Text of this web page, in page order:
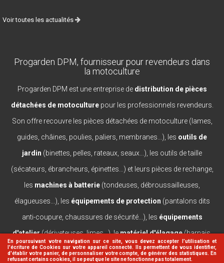
En poursuivant votre navigation sur ce site, vous devez accepter l’utilisation et
l'écriture de Cookies sur votre appareil connecté. Ils permettent de vous identifier,
d'établir votre panier, de personnaliser votre compte, de générer des statistiques. En
refusant certains cookies, il se peut que le site ne fonctionne pas totalement.
Voir toutes les actualités
Progarden DPM, fournisseur pour revendeurs dans
la motoculture
Progarden DPM est une entreprise de distribution de pièces
détachées de motoculturepour les professionnels revendeurs.
Son offre recouvre les pièces détachées de motoculture (lames,
guides, châines, poulies, paliers, membranes...), les outils de
jardin (binettes, pelles, rateaux, seaux...), les outils de taille
(sécateurs, ébrancheurs, épinettes...) et leurs pièces de rechange,
les machines à batterie (tondeuses, débroussailleuses,
élagueuses...), les équipements de protection (pantalons dits
anti-coupure, chaussures de sécurité...), les équipements
d'atelier(dériveteuses, limes...), lematériel d'élagage(harnais,
casques, lanceurs...).